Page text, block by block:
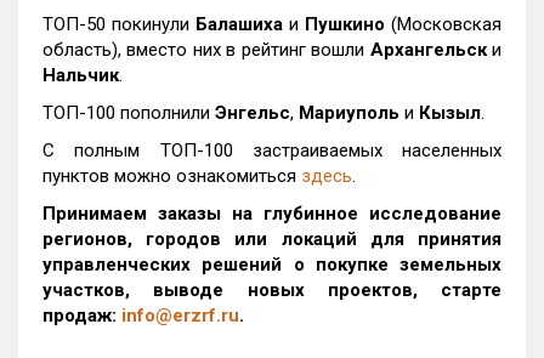
ТОП-50 покинули Балашиха и Пушкино (Московская
область), вместо них в рейтинг вошли Архангельски
Нальчик.
ТОП-100 пополнили Энгельс, Мариуполь и Кызыл.
С полным ТОП-100 застраиваемых населенных
пунктов можно ознакомиться здесь.
Принимаем заказы на глубинное исследование
регионов, городов или локаций для принятия
управленческих решений о покупке земельных
участков, выводе новых проектов, старте
продаж: info@erzrf.ru.